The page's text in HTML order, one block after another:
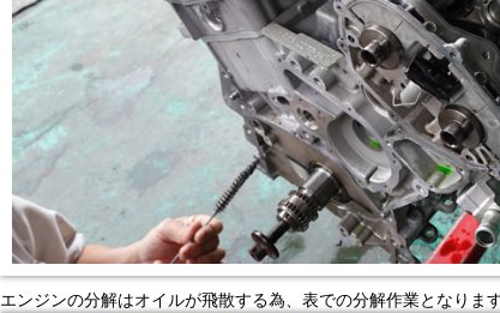
エンジンの分解はオイルが飛散する為、表での分解作業となりま